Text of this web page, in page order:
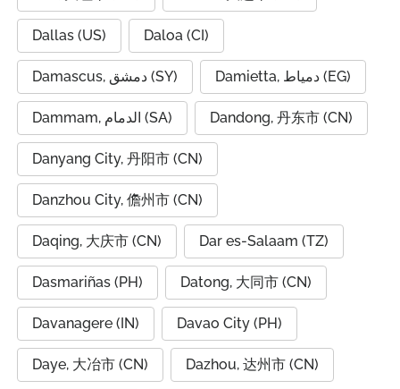
Dallas (US) Daloa (CI)
Damascus, دمشق (SY) Damietta, دمياط (EG)
Dammam, الدمام (SA) Dandong, 丹东市 (CN)
Danyang City, 丹阳市 (CN)
Danzhou City, 儋州市 (CN)
Daqing, 大庆市 (CN) Dar es-Salaam (TZ)
Dasmariñas (PH) Datong, 大同市 (CN)
Davanagere (IN) Davao City (PH)
Daye, 大冶市 (CN) Dazhou, 达州市 (CN)